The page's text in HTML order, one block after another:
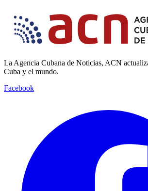
La Agencia Cubana de Noticias, ACN
Cuba y el mundo.
Facebook